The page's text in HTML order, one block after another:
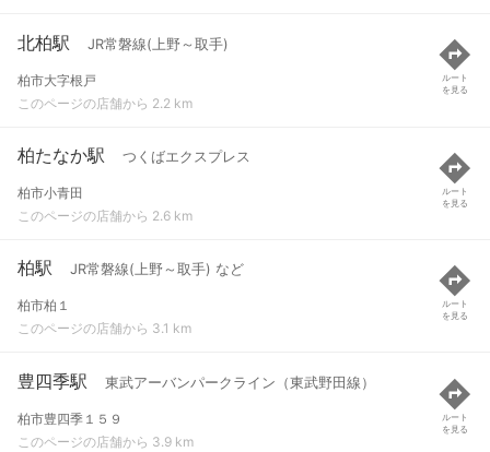
北柏駅 JR常磐線(上野～取手)
柏市大字根戸
このページの店舗から 2.2 km
ルート
を見る
柏たなか駅 つくばエクスプレス
柏市小青田
このページの店舗から 2.6 km
ルート
を見る
柏駅 JR常磐線(上野～取手) など
柏市柏１
このページの店舗から 3.1 km
ルート
を見る
豊四季駅 東武アーバンパークライン（東武野田線）
柏市豊四季１５９
このページの店舗から 3.9 km
ルート
を見る